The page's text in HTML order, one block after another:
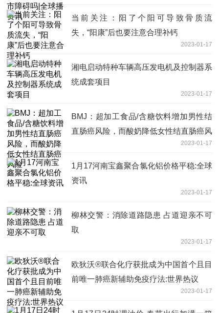
当前关注：阳了个阳可导致骨质流
失，“阳康”后也要注意合理补钙
2023-01-17
湘电启动特种车辆高压发电机及控制器系
统成套项目
2023-01-17
BMJ：超加工食品/含糖饮料增加男性结
直肠癌风险，而酸奶降低女性结直肠癌风
2023-01-17
1月17河南宝鑫聚合氯化铝价格平稳:全球
资讯
2023-01-17
柳林交警：消除道路隐患 占道迎亲不可
取
2023-01-17
欧狄沃®联合化疗获批成为中国首个且目
前唯一肺癌新辅助免疫疗法:世界热议
2023-01-17